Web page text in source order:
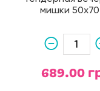
мишки
689.00